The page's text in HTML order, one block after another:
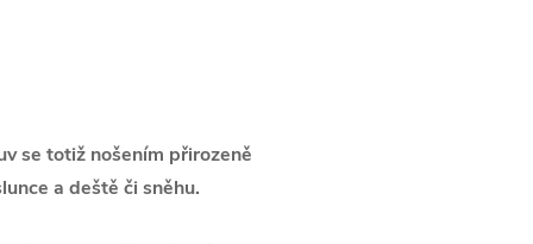
se totiž nošením přirozeně
a deště či sněhu.